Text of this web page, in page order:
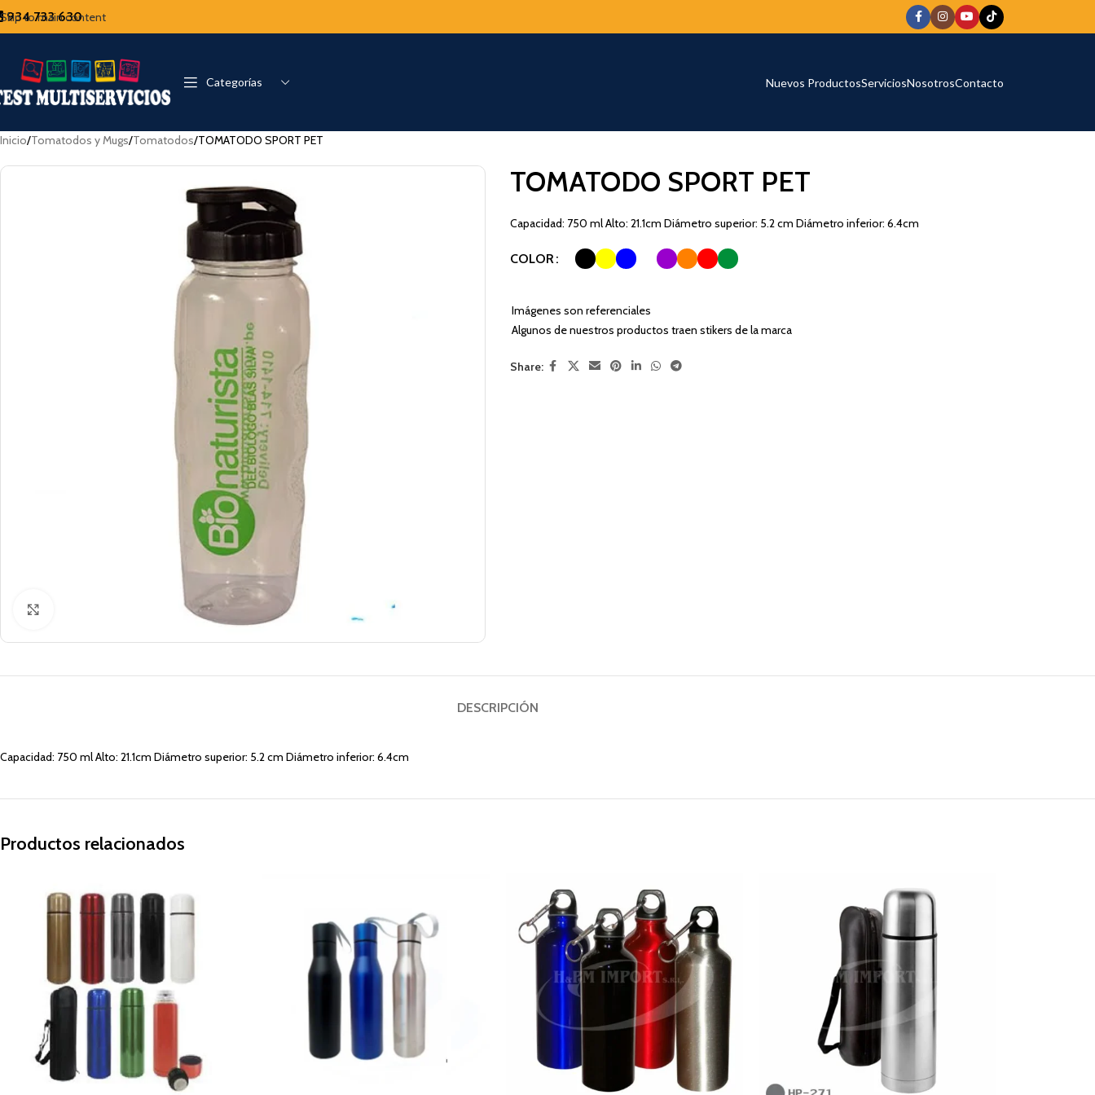
Skip to main content
934 733 630
Categorías Nuevos ProductosServiciosNosotrosContacto
Inicio Tomatodos y Mugs Tomatodos TOMATODO SPORT PET
TOMATODO SPORT PET
Capacidad: 750 ml Alto: 21.1cm Diámetro superior: 5.2 cm Diámetro inferior: 6.4cm
COLOR
Imágenes son referenciales
Algunos de nuestros productos traen stikers de la marca
Share:
DESCRIPCIÓN
Capacidad: 750 ml Alto: 21.1cm Diámetro superior: 5.2 cm Diámetro inferior: 6.4cm
Productos relacionados